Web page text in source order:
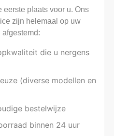
eerste plaats voor u. Ons
zijn helemaal op uw
die u nergens
(diverse modellen en
bestelwijze
binnen 24 uur